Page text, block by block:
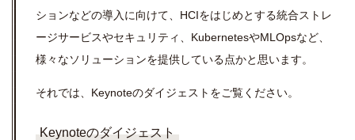
ションなどの導入に向けて、HCIをはじめとする統合ストレ
ージサービスやセキュリティ、KubernetesやMLOpsなど、
様々なソリューションを提供している点かと思います。
それでは、Keynoteのダイジェストをご覧ください。
Keynoteのダイジェスト